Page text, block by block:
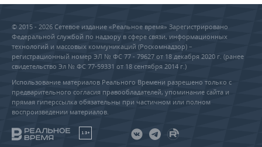
© 2015 - 2026 Сетевое издание «Реальное время» Зарегистрировано
Федеральной службой по надзору в сфере связи, информационных
технологий и массовых коммуникаций (Роскомнадзор) –
регистрационный номер ЭЛ № ФС 77 - 79627 от 18 декабря 2020 г. (ранее
свидетельство Эл № ФС 77-59331 от 18 сентября 2014 г.)
Использование материалов Реального Времени разрешено только с
предварительного согласия правообладателей, упоминание сайта и
прямая гиперссылка обязательны при частичном или полном
воспроизведении материалов.
18+